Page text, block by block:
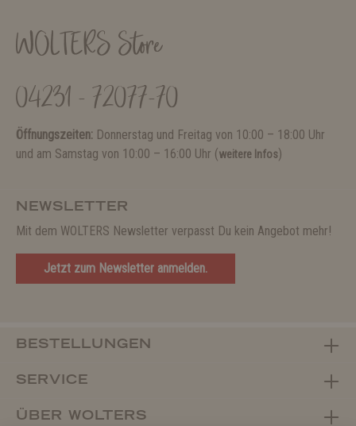
WOLTERS Store
04231 - 72077-70
Öffnungszeiten: Donnerstag und Freitag von 10:00 – 18:00 Uhr
und am Samstag von 10:00 – 16:00 Uhr (weitere Infos)
NEWSLETTER
Mit dem WOLTERS Newsletter verpasst Du kein Angebot mehr!
Jetzt zum Newsletter anmelden.
BESTELLUNGEN
SERVICE
ÜBER WOLTERS